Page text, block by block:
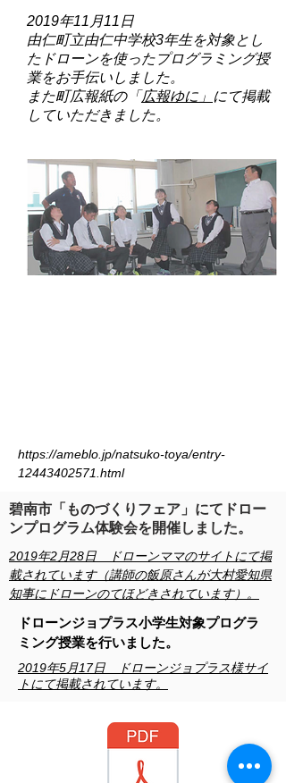
2019年11月11日
由仁町立由仁中学校3年生を対象とし
たドローンを使ったプログラミング授
業をお手伝いしました。
また町広報紙の「 広報ゆに」 にて掲載
していただきました。
https://ameblo.jp/natsuko-toya/entry-
12443402571.html
碧南市「ものづくりフェア」にてドロー
ンプログラム体験会を開催しました。
2019年2月28日 ドローンママのサイトにて掲
載されています（講師の飯原さんが大村愛知県
知事にドローンのてほどきされています）。
ドローンジョプラス小学生対象プログラ
ミング授業を行いました。
2019年5月17日 ドローンジョプラス様サイ
トにて掲載されています。